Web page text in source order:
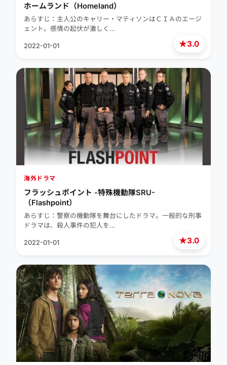
★3.0
ホームランド（Homeland）
あらすじ：主人公のキャリー・マティソンはＣＩＡのエージ
ェント。感情の起伏が激しく…
2022-01-01
★3.0
海外ドラマ
フラッシュポイント -特殊機動隊SRU-
（Flashpoint）
あらすじ：警察の機動隊を舞台にしたドラマ。一般的な刑事
ドラマは、殺人事件の犯人を…
2022-01-01